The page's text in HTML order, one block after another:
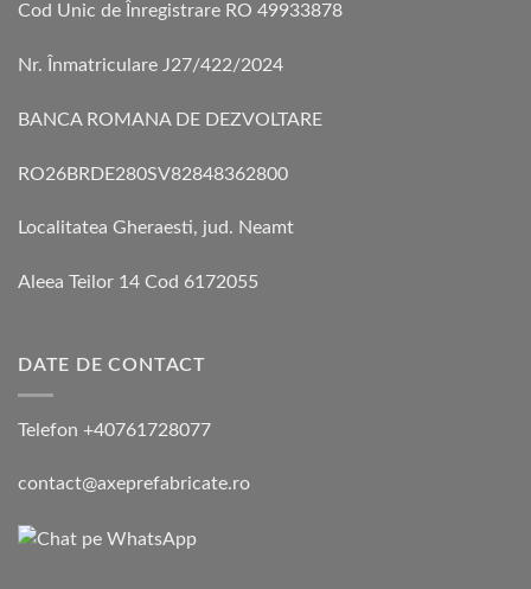
Cod Unic de Înregistrare RO 49933878
Nr. Înmatriculare J27/422/2024
BANCA ROMANA DE DEZVOLTARE
RO26BRDE280SV82848362800
Localitatea Gheraesti, jud. Neamt
Aleea Teilor 14 Cod 6172055
DATE DE CONTACT
Telefon +40761728077
contact@axeprefabricate.ro